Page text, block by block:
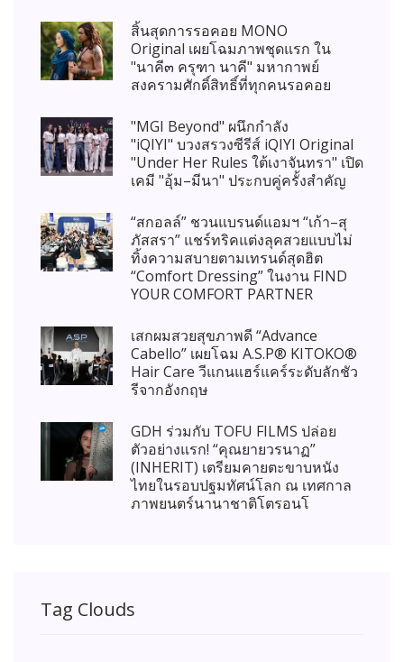
สิ้นสุดการรอคอย MONO
Original เผยโฉมภาพชุดแรก ใน
"นาคี๓ ครุฑา นาคี" มหากาพย์
สงครามศักดิ์สิทธิ์ที่ทุกคนรอคอย
"MGI Beyond" ผนึกกำลัง
"iQIYI" บวงสรวงซีรีส์ iQIYI Original
"Under Her Rules ใต้เงาจันทรา" เปิด
เคมี "อุ้ม–มีนา" ประกบคู่ครั้งสำคัญ
“สกอลล์” ชวนแบรนด์แอมฯ “เก้า–สุ
ภัสสรา” แชร์ทริคแต่งลุคสวยแบบไม่
ทิ้งความสบายตามเทรนด์สุดฮิต
“Comfort Dressing” ในงาน FIND
YOUR COMFORT PARTNER
เสกผมสวยสุขภาพดี “Advance
Cabello” เผยโฉม A.S.P® KITOKO®
Hair Care วีแกนแฮร์แคร์ระดับลักชัว
รีจากอังกฤษ
GDH ร่วมกับ TOFU FILMS ปล่อย
ตัวอย่างแรก! “คุณยายวรนาฏ”
(INHERIT) เตรียมคายตะขาบหนัง
ไทยในรอบปฐมทัศน์โลก ณ เทศกาล
ภาพยนตร์นานาชาติโตรอนโ
Tag Clouds